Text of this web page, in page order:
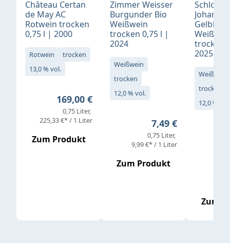
Château Certan
de May AC
Rotwein trocken
0,75 l | 2000
Rotwein
trocken
13,0 % vol.
Regulärer Preis:
169,00 €
0,75 Liter
225,33 €* / 1 Liter
Zum Produkt
Zimmer Weisser
Burgunder Bio
Weißwein
trocken 0,75 l |
2024
Weißwein
trocken
12,0 % vol.
Regulärer Preis:
7,49 €
0,75 Liter
9,99 €* / 1 Liter
Zum Produkt
Schloß
Gelblack
trocken
2025
Weißwein
trocken
12,0 % vol.
Zum